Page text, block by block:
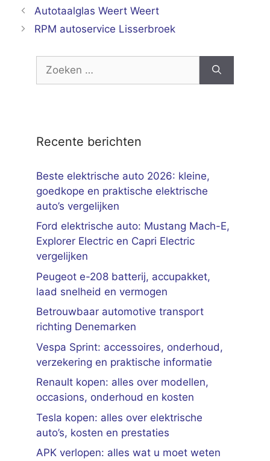
Autotaalglas Weert Weert
RPM autoservice Lisserbroek
naar:
Recente berichten
Beste elektrische auto 2026: kleine,
goedkope en praktische elektrische
auto’s vergelijken
Ford elektrische auto: Mustang Mach-E,
Explorer Electric en Capri Electric
vergelijken
Peugeot e-208 batterij, accupakket,
laad snelheid en vermogen
Betrouwbaar automotive transport
richting Denemarken
Vespa Sprint: accessoires, onderhoud,
verzekering en praktische informatie
Renault kopen: alles over modellen,
occasions, onderhoud en kosten
Tesla kopen: alles over elektrische
auto’s, kosten en prestaties
APK verlopen: alles wat u moet weten